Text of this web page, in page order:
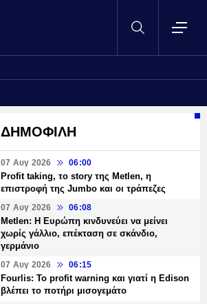
ΔΗΜΟΦΙΛΗ
07 Αυγ 2026 06:00
Profit taking, το story της Metlen, η
επιστροφή της Jumbo και οι τράπεζες
07 Αυγ 2026 06:08
Metlen: Η Ευρώπη κινδυνεύει να μείνει
χωρίς γάλλιο, επέκταση σε σκάνδιο,
γερμάνιο
07 Αυγ 2026 06:15
Fourlis: Το profit warning και γιατί η Edison
βλέπει το ποτήρι μισογεμάτο